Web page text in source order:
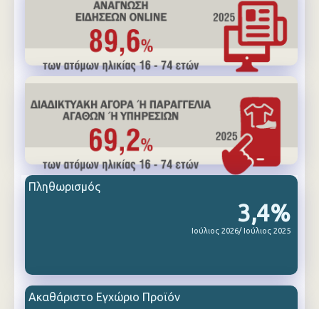
3,4%
Ιούλιος 2026/ Ιούλιος 2025
Πληθωρισμός
Ακαθάριστο Εγχώριο Προϊόν